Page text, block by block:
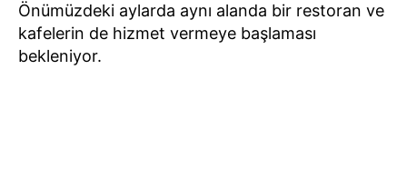
Önümüzdeki aylarda aynı alanda bir restoran ve
kafelerin de hizmet vermeye başlaması
bekleniyor.